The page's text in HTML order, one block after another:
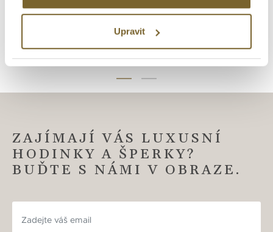
Upravit
13 960 Kč
ZAJÍMAJÍ VÁS LUXUSNÍ
HODINKY A ŠPERKY?
BUĎTE S NÁMI V OBRAZE.